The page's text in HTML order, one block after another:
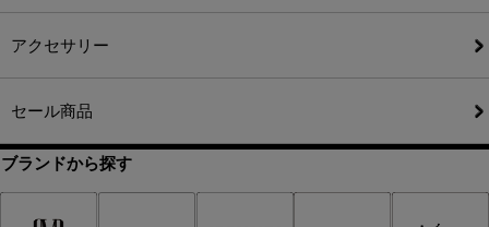
アクセサリー
セール商品
ブランドから探す